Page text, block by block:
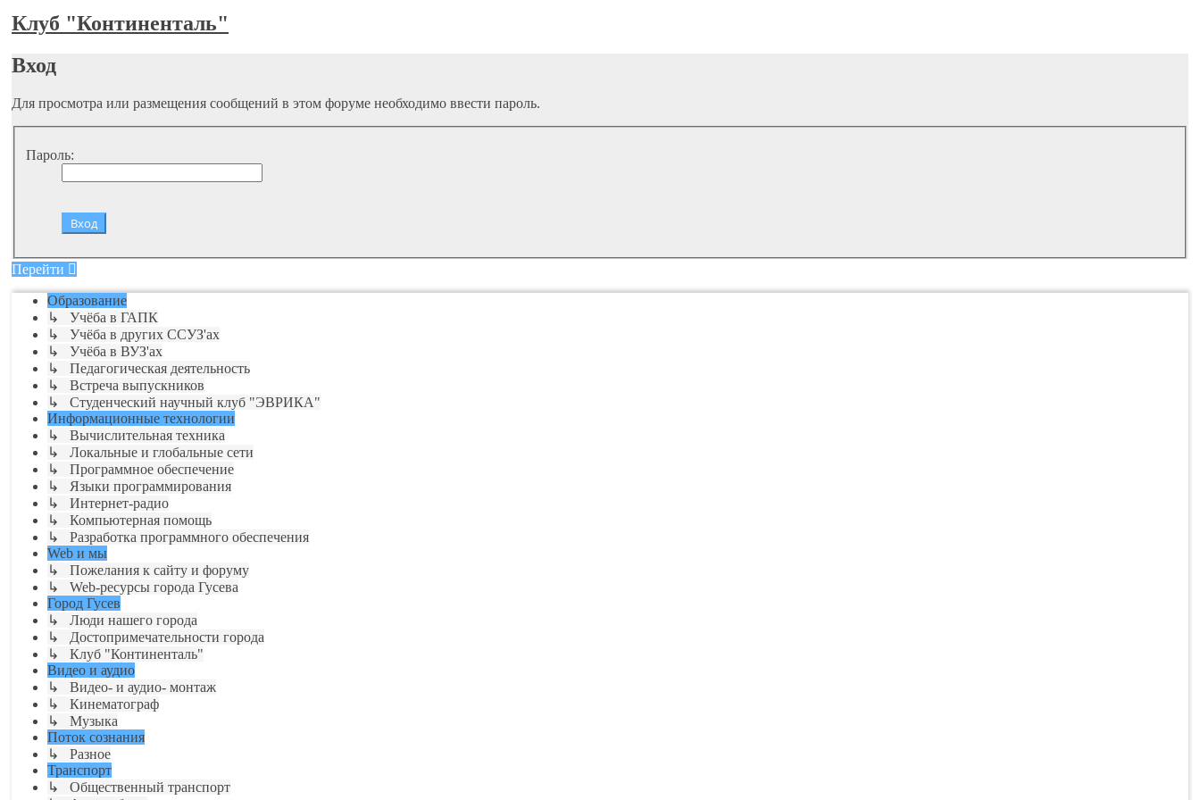
Клуб "Континенталь"
Вход
Для просмотра или размещения сообщений в этом форуме необходимо ввести пароль.
Пароль:
Перейти
Образование
↳ Учёба в ГАПК
↳ Учёба в других ССУЗ'ах
↳ Учёба в ВУЗ'ах
↳ Педагогическая деятельность
↳ Встреча выпускников
↳ Студенческий научный клуб "ЭВРИКА"
Информационные технологии
↳ Вычислительная техника
↳ Локальные и глобальные сети
↳ Программное обеспечение
↳ Языки программирования
↳ Интернет-радио
↳ Компьютерная помощь
↳ Разработка программного обеспечения
Web и мы
↳ Пожелания к сайту и форуму
↳ Web-ресурсы города Гусева
Город Гусев
↳ Люди нашего города
↳ Достопримечательности города
↳ Клуб "Континенталь"
Видео и аудио
↳ Видео- и аудио- монтаж
↳ Кинематограф
↳ Музыка
Поток сознания
↳ Разное
Транспорт
↳ Общественный транспорт